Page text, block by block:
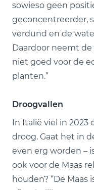
sowieso geen
geconcentreerder,
verdund en de
Daardoor neemt
niet goed voor de
planten.”
Droogvallen
In Italië viel in 2023
droog. Gaat het in
even erg worden –
ook voor de Maas
houden? “De